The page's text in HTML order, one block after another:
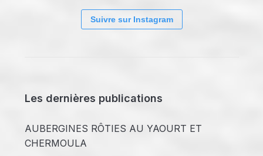
Suivre sur Instagram
Les dernières publications
AUBERGINES RÔTIES AU YAOURT ET
CHERMOULA